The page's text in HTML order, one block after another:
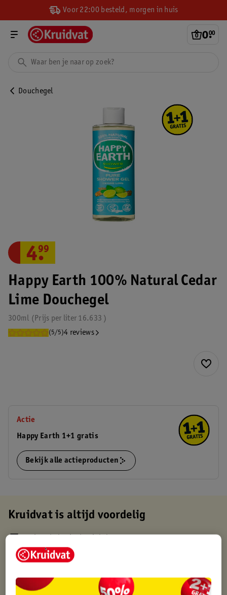
Voor 22:00 besteld, morgen in huis
0.
00
Douchegel
Happy Earth 100% Natural Cedar
Lime Douchegel
300ml 16.633
Prijs per liter
(5/5)4 reviews
4.
99
Actie
Happy Earth 1+1 gratis
Bekijk alle actieproducten
Kruidvat is altijd voordelig
Op werkdagen voor 22:00 uur besteld, volgende dag in huis
Gratis thuisbezorgd vanaf 50.00
Gratis punten met je Kruidvat kaart